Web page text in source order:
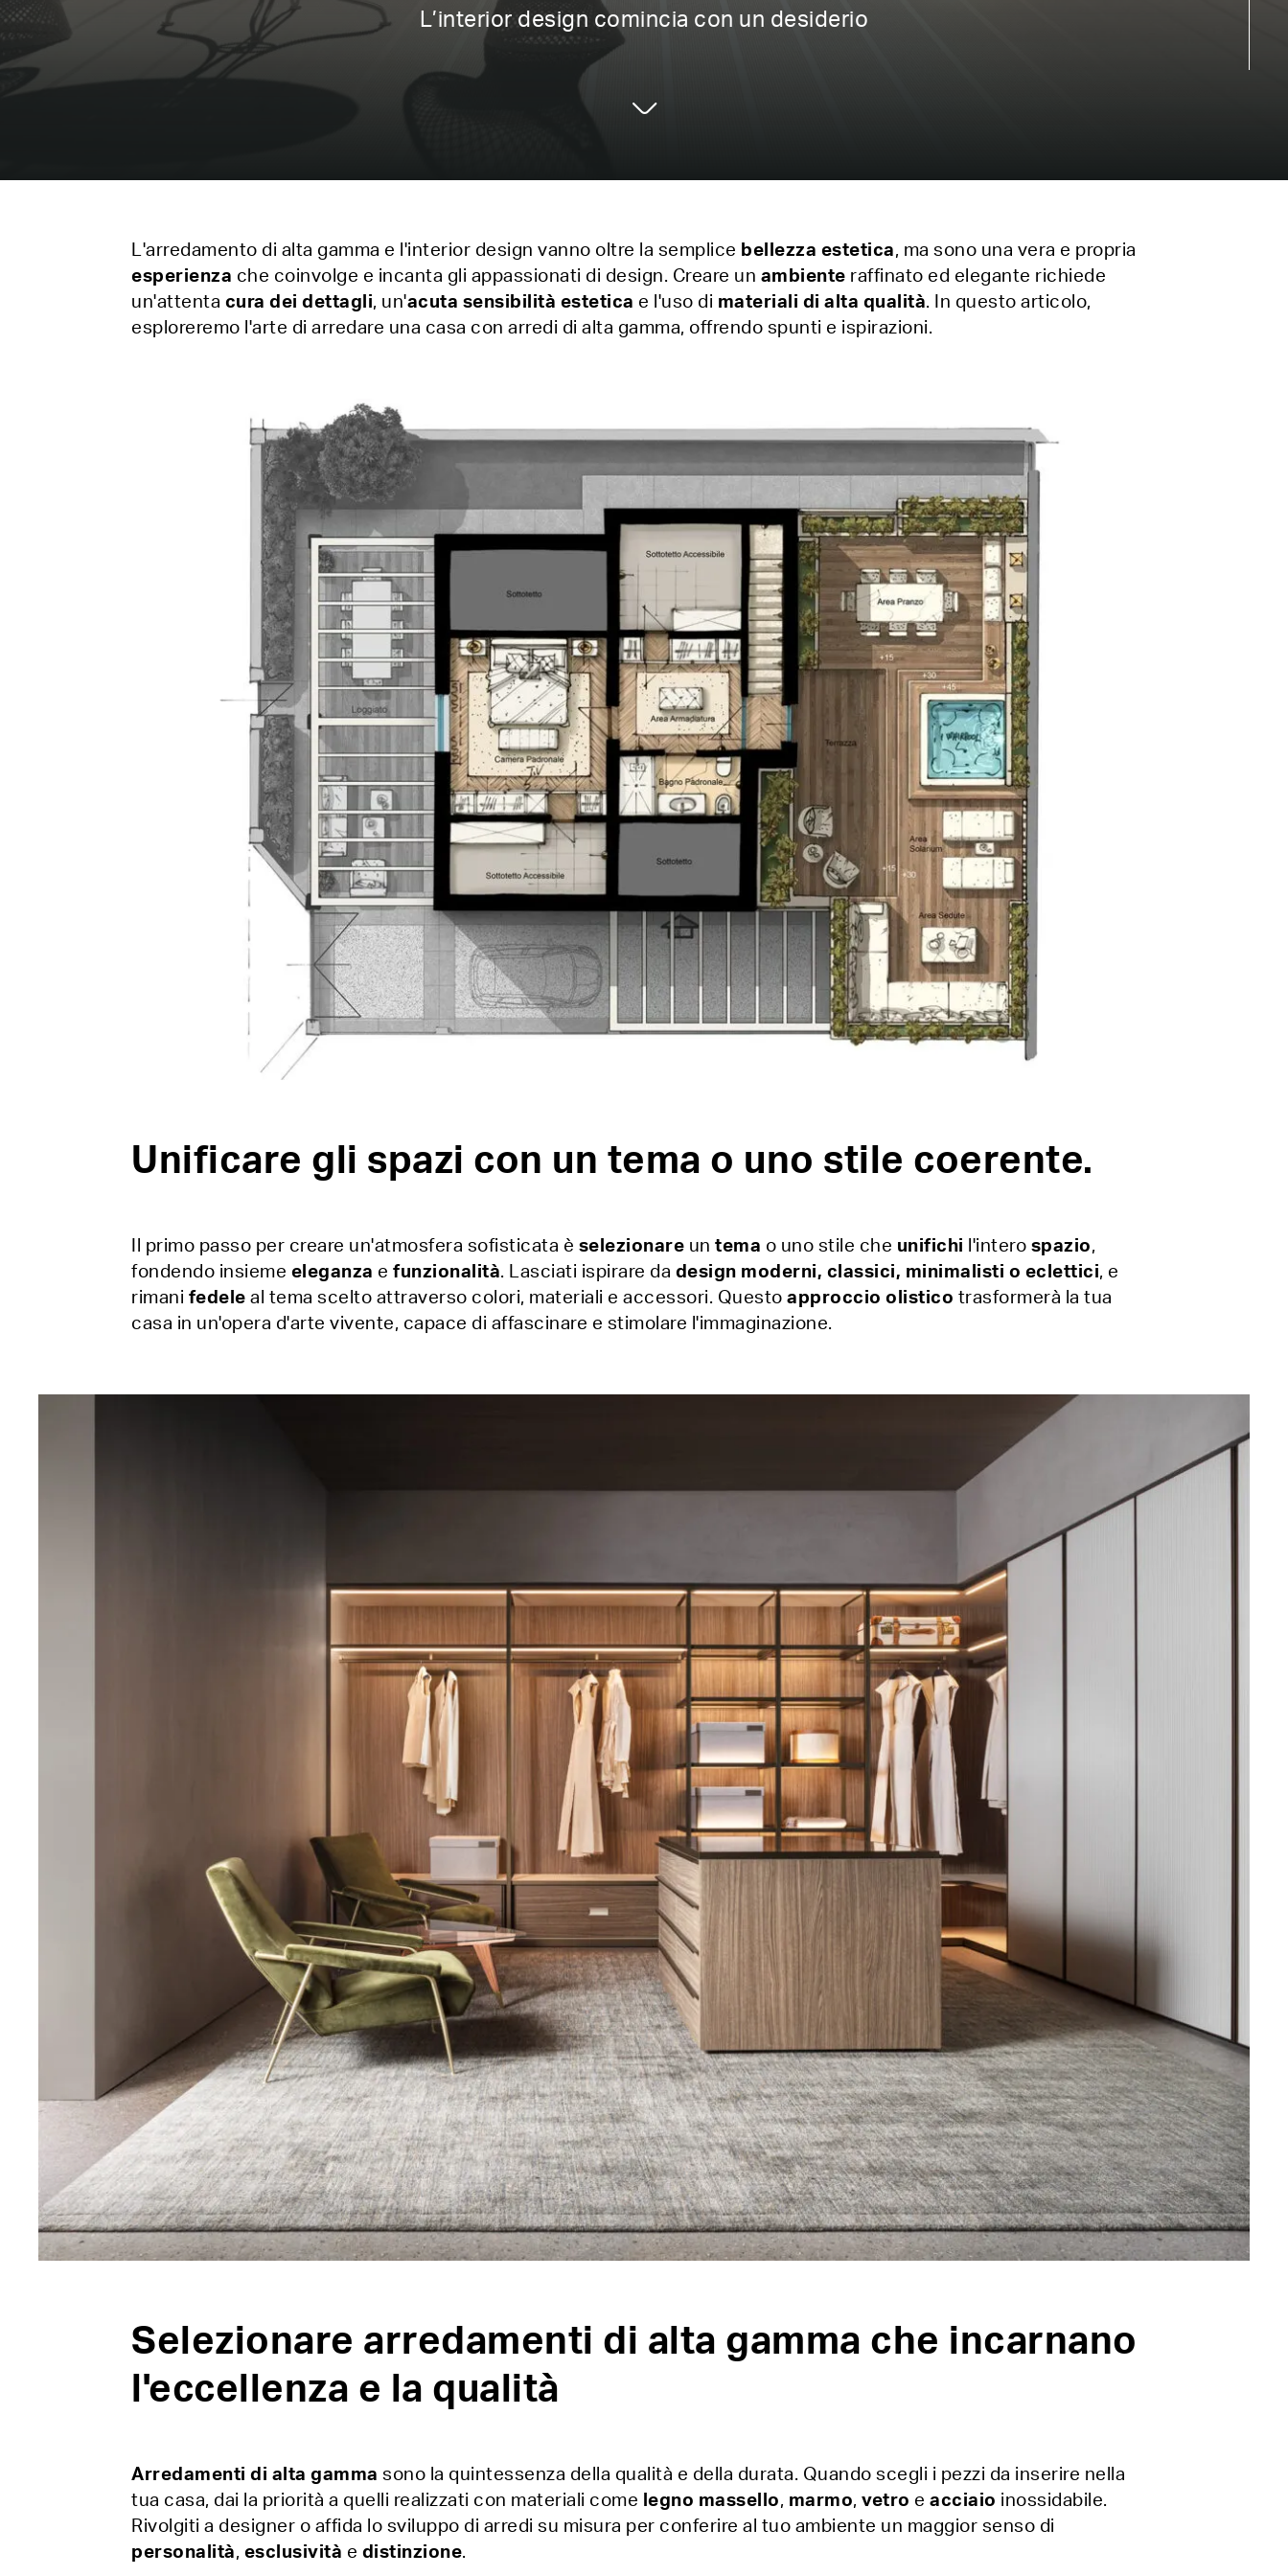
L’interior design comincia con un desiderio
L'arredamento di alta gamma e l'interior design vanno oltre la semplice bellezza estetica, ma sono una vera e propria
esperienza che coinvolge e incanta gli appassionati di design. Creare un ambiente raffinato ed elegante richiede
un'attenta cura dei dettagli, un'acuta sensibilità estetica e l'uso di materiali di alta qualità. In questo articolo,
esploreremo l'arte di arredare una casa con arredi di alta gamma, offrendo spunti e ispirazioni.
Unificare gli spazi con un tema o uno stile coerente.
Il primo passo per creare un'atmosfera sofisticata è selezionare un tema o uno stile che unifichi l'intero spazio,
fondendo insieme eleganza e funzionalità. Lasciati ispirare da design moderni, classici, minimalisti o eclettici, e
rimani fedele al tema scelto attraverso colori, materiali e accessori. Questo approccio olistico trasformerà la tua
casa in un'opera d'arte vivente, capace di affascinare e stimolare l'immaginazione.
Selezionare arredamenti di alta gamma che incarnano
l'eccellenza e la qualità
Arredamenti di alta gamma sono la quintessenza della qualità e della durata. Quando scegli i pezzi da inserire nella
tua casa, dai la priorità a quelli realizzati con materiali come legno massello, marmo, vetro e acciaio inossidabile.
Rivolgiti a designer o affida lo sviluppo di arredi su misura per conferire al tuo ambiente un maggior senso di
personalità, esclusività e distinzione.